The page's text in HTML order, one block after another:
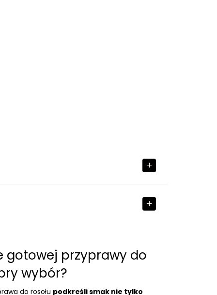
gotowej przyprawy do
wybór?
do rosołu podkreśli smak nie tylko